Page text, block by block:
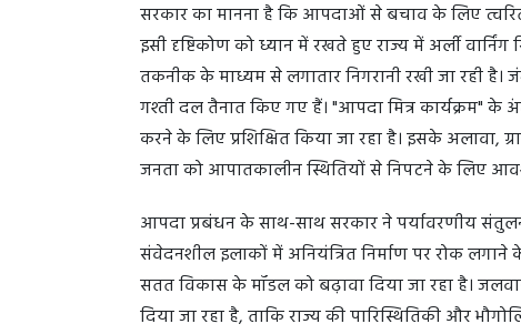
सरकार का मानना है कि आपदाओं से बचाव के लिए
इसी दृष्टिकोण को ध्यान में रखते हुए राज्य में अर्ली
तकनीक के माध्यम से लगातार निगरानी रखी जा रही
गश्ती दल तैनात किए गए हैं। "आपदा मित्र कार्यक्रम" के
करने के लिए प्रशिक्षित किया जा रहा है। इसके अलावा,
जनता को आपातकालीन स्थितियों से निपटने के लिए
आपदा प्रबंधन के साथ-साथ सरकार ने पर्यावरणीय
संवेदनशील इलाकों में अनियंत्रित निर्माण पर रोक
सतत विकास के मॉडल को बढ़ावा दिया जा रहा है।
दिया जा रहा है, ताकि राज्य की पारिस्थितिकी और